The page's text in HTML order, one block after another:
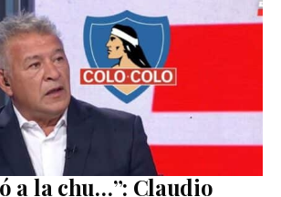
a la chu…”: Claudio